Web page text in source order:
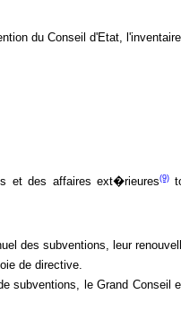
du Conseil d'Etat,
et des affaires ext�rieures(9)
des subventions, leur
de directive.
subventions, le Grand